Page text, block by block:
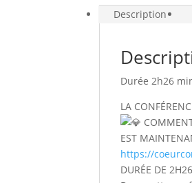
Description
Durée 2h26
LA
EST
https://
DURÉE DE